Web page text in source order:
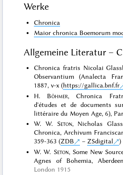
Werke
Chronica
Maior chronica Boemorum
Allgemeine Literatur –
Chronica fratris Nicolai
Observantium (Analecta
1887, v-x (https://gallica.bnf.fr
H. Böhmer, Chronica
d'études et de documents
littéraire du Moyen Age, 6),
W. W. Seton, Nicholas
Chronica, Archivum
359-363 (ZDB –ZSdigital
)
W. W. Seton, Some New
Agnes of Bohemia,
London 1915